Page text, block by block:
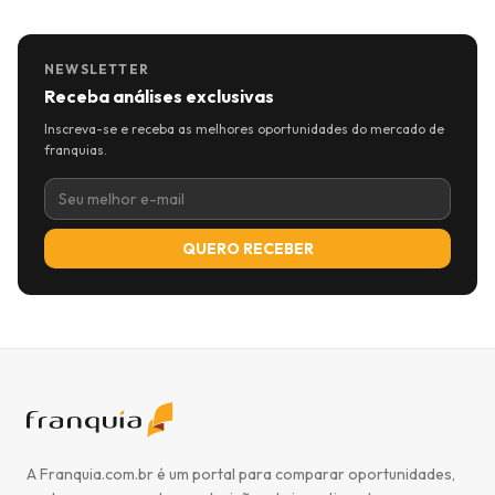
NEWSLETTER
Receba análises exclusivas
Inscreva-se e receba as melhores oportunidades do mercado de
franquias.
QUERO RECEBER
A Franquia.com.br é um portal para comparar oportunidades,